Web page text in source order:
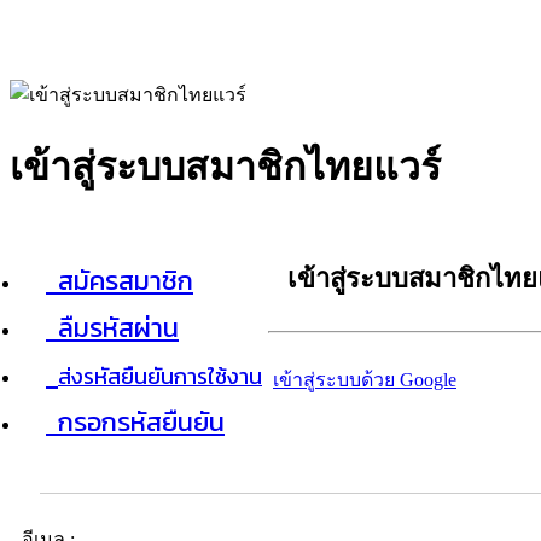
เข้าสู่ระบบสมาชิกไทยแวร์
สมัครสมาชิก
ลืมรหัสผ่าน
ส่งรหัสยืนยันการใช้งาน
กรอกรหัสยืนยัน
เข้าสู่ระบบสมาชิกไท
เข้าสู่ระบบด้วย Google